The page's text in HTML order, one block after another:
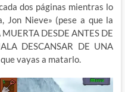
dos páginas mientras lo
Jon Nieve» (pese a que la
DESDE ANTES DE
DESCANSAR DE UNA
vayas a matarlo.